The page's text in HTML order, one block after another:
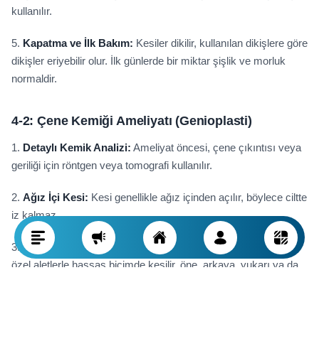
kullanılır.
5. Kapatma ve İlk Bakım: Kesiler dikilir, kullanılan dikişlere göre
dikişler eriyebilir olur. İlk günlerde bir miktar şişlik ve morluk
normaldir.
4-2: Çene Kemiği Ameliyatı (Genioplasti)
1. Detaylı Kemik Analizi: Ameliyat öncesi, çene çıkıntısı veya
geriliği için röntgen veya tomografi kullanılır.
2. Ağız İçi Kesi: Kesi genellikle ağız içinden açılır, böylece ciltte
iz kalmaz.
3.Kemiğin Kesilmesi ve Konumlandırılması: Çene kemiği
özel aletlerle hassas biçimde kesilir, öne, arkaya, yukarı ya da